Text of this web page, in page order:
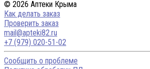
© 2026 Аптеки Крыма
Как делать заказ
Проверить заказ
mail@apteki82.ru
+7 (979) 020-51-02
Сообщить о проблеме